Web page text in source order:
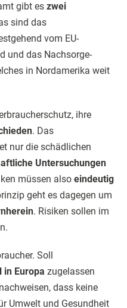
gibt es zwei
sind das
vom EU-
und das Nachsorge-
in Nordamerika weit
ihre
. Das
nur die schädlichen
Untersuchungen
müssen also eindeutig
geht es dagegen um
. Risiken sollen im
Soll
in Europa zugelassen
dass keine
Umwelt und Gesundheit